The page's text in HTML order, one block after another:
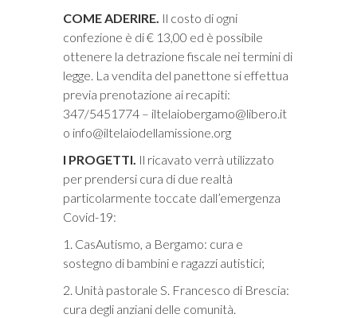
COME ADERIRE. Il costo di ogni
confezione è di € 13,00 ed è possibile
ottenere la detrazione fiscale nei termini di
legge. La vendita del panettone si effettua
previa prenotazione ai recapiti:
347/5451774 – iltelaiobergamo@libero.it
o info@iltelaiodellamissione.org
I PROGETTI. Il ricavato verrà utilizzato
per prendersi cura di due realtà
particolarmente toccate dall’emergenza
Covid-19:
1. CasAutismo, a Bergamo: cura e
sostegno di bambini e ragazzi autistici;
2. Unità pastorale S. Francesco di Brescia:
cura degli anziani delle comunità.